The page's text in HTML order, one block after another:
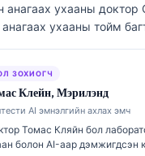
анагаах ухааны доктор
ухааны тойм
ЗОХИОГЧ
Клейн, Мэрилэнд
AI эмнэлгийн ахлах эмч
Томас Кляйн бол
болон AI-аар дэмжигдсэн